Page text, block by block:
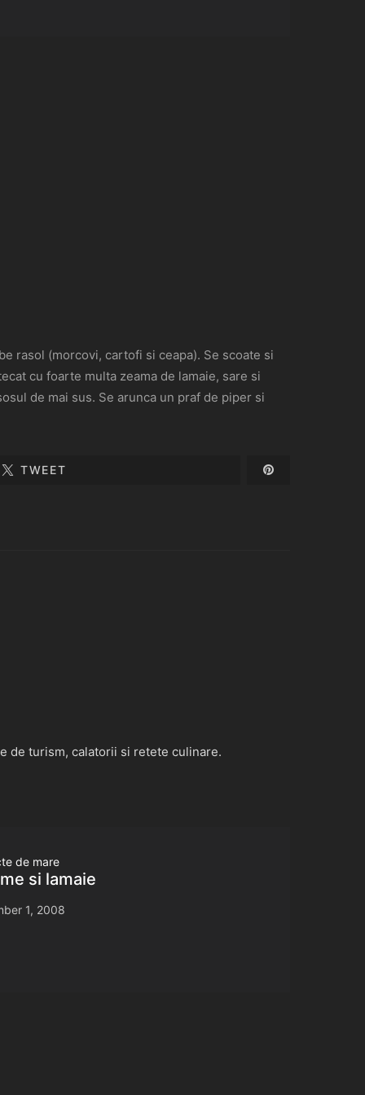
rasol (morcovi, cartofi si ceapa). Se scoate si
cu foarte multa zeama de lamaie, sare si
de mai sus. Se arunca un praf de piper si
TWEET
de turism, calatorii si retete culinare.
de mare
si lamaie
1, 2008